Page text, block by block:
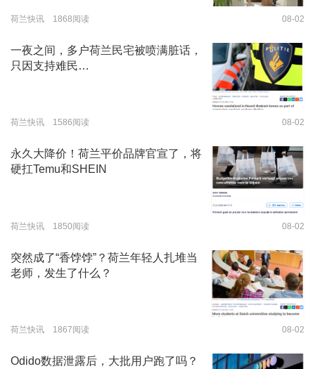
荷兰快讯 1868阅读 08-02
一夜之间，多户荷兰民宅被喷满脏话，
只因支持难民…
荷兰快讯 1586阅读 08-02
永久大降价！荷兰平价品牌官宣了，将
硬扛Temu和SHEIN
荷兰快讯 1850阅读 08-02
突然成了“香饽饽”？荷兰年轻人扎堆当
老师，发生了什么？
荷兰快讯 1867阅读 08-02
Odido数据泄露后，大批用户跑了吗？